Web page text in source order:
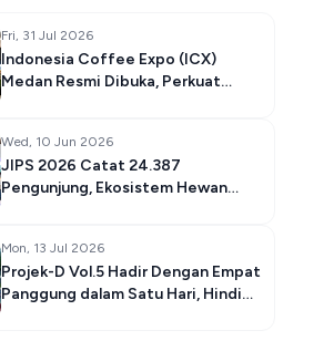
Fri, 31 Jul 2026
Indonesia Coffee Expo (ICX)
Medan Resmi Dibuka, Perkuat
Wed, 10 Jun 2026
JIPS 2026 Catat 24.387
Pengunjung, Ekosistem Hewan
Mon, 13 Jul 2026
Projek-D Vol.5 Hadir Dengan Empat
Panggung dalam Satu Hari, Hindia,